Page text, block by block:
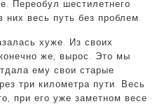
Переобул шестилетнего
весь путь без проблем.
хуже. Из своих
же, вырос. Это мы
ему свои старые
три километра пути. Весь
при его уже заметном весе